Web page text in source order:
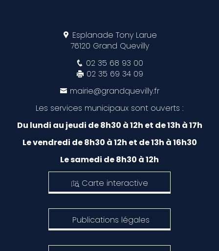
Esplanade Tony Larue
76120 Grand Quevilly
02 35 68 93 00
02 35 69 34 09
mairie@grandquevilly.fr
Les services municipaux sont ouverts :
Du lundi au jeudi de 8h30 à 12h et de 13h à 17h
Le vendredi de 8h30 à 12h et de 13h à 16h30
Le samedi de 8h30 à 12h
Carte interactive
Publications légales